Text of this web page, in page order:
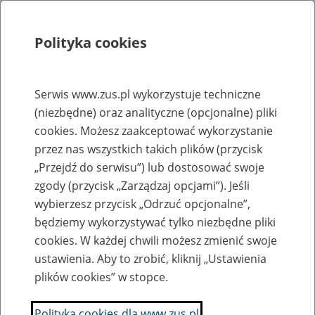
Rejestry, ewidencje i archiwa
Baza zlikwidowanych lub
przekształconych zakładów pracy
Nazwa zakładu pracy:
SZUKAJ
Polityka cookies
Serwis www.zus.pl wykorzystuje techniczne
(niezbędne) oraz analityczne (opcjonalne) pliki
cookies. Możesz zaakceptować wykorzystanie
przez nas wszystkich takich plików (przycisk
„Przejdź do serwisu”) lub dostosować swoje
zgody (przycisk „Zarządzaj opcjami”). Jeśli
wybierzesz przycisk „Odrzuć opcjonalne”,
będziemy wykorzystywać tylko niezbędne pliki
cookies. W każdej chwili możesz zmienić swoje
ustawienia. Aby to zrobić, kliknij „Ustawienia
plików cookies” w stopce.